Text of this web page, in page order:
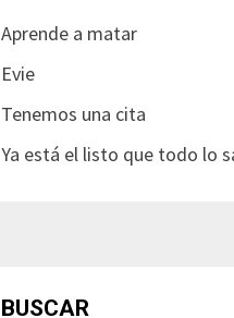
Aprende a matar
Evie
Tenemos una cita
Ya está el listo que todo lo
BUSCAR